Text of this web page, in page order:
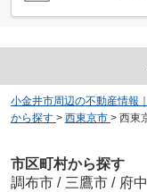
小金井市周辺の不動産情報
から探す > 西東京市 > 西東
市区町村から探す
調布市 / 三鷹市 / 府